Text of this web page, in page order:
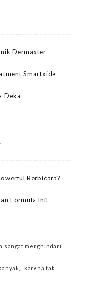
Dermaster
Smartxide
Deka
Berbicara?
Formula Ini!
sangat menghindari
karena tak